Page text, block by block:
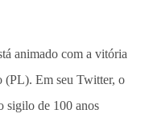
animado com a vitória
(PL). Em seu Twitter, o
sigilo de 100 anos